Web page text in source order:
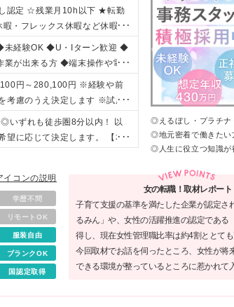
認定 ☆残業月10h以下 ★転勤
・フレックス休暇など休暇制
経験OK ◆U・Iターン歓迎 ◆
が出来る方 ◆端末操作や電話
します／ 金融機関(銀行・信用
の勤務経験をお持ちの方
円～280,100円 ※経験や前
考慮のうえ決定します ※試用
遇の差異はありません） ※残
いただく方は、業務範囲を限
いただきます（期間の定めな
いずれも徒歩圏8分以内！ 以
望に応じて決定します。 【本
所（テレワークを行う場所も含
◎えるぼし・プラチナ
◎地元密着で働きたい
◎人生に役立つ知識が
イコンの説明
学歴不問
リモートOK
服装自由
ブランクOK
国認定取得
女の転職！取材レポート
子育て支援の基準を満たした企業が認定さ
るみん」や、女性の活躍推進の認定である
得し、現在女性管理職比率は約4割ととても
今回取材でお話を伺ったところ、女性が将
できる環境が整っているところに惹かれて
大切にできる同社でなら、安定志向のあな